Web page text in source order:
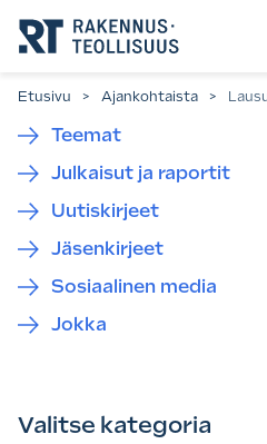
suoraan
sisältöön.
Etusivu > Ajankohtaista >
Teemat
Julkaisut ja raportit
Uutiskirjeet
Jäsenkirjeet
Sosiaalinen media
Jokka
Valitse kategoria